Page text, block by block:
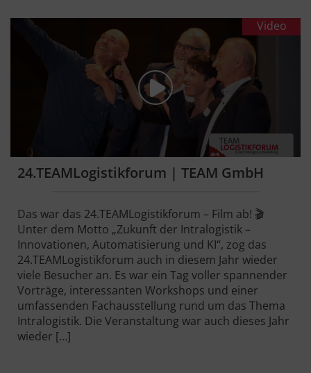
Video
24.TEAMLogistikforum | TEAM GmbH
Das war das 24.TEAMLogistikforum – Film ab! 🎬
Unter dem Motto „Zukunft der Intralogistik –
Innovationen, Automatisierung und KI“, zog das
24.TEAMLogistikforum auch in diesem Jahr wieder
viele Besucher an. Es war ein Tag voller spannender
Vorträge, interessanten Workshops und einer
umfassenden Fachausstellung rund um das Thema
Intralogistik. Die Veranstaltung war auch dieses Jahr
wieder […]